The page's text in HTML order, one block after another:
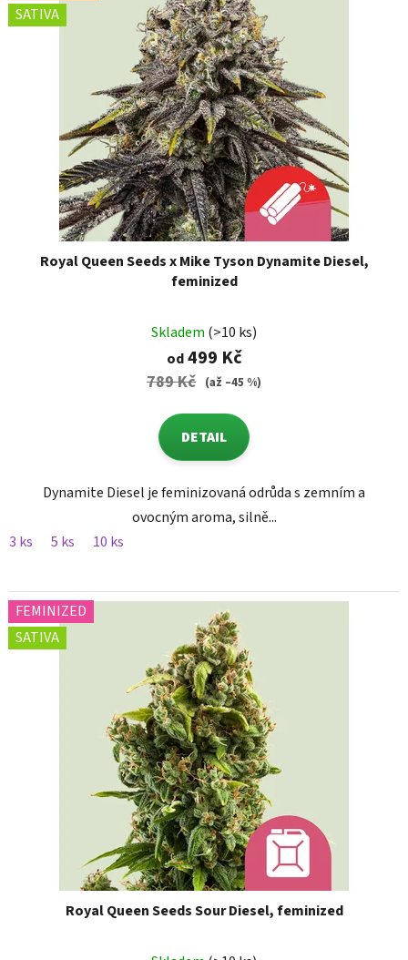
SATIVA
Royal Queen Seeds x Mike Tyson Dynamite Diesel,
feminized
Skladem (>10 ks)
od499 Kč
789 Kč (až –45 %)
DETAIL
Dynamite Diesel je feminizovaná odrůda s zemním a
ovocným aroma, silně...
3 ks
5 ks 10 ks
FEMINIZED
SATIVA
Royal Queen Seeds Sour Diesel, feminized